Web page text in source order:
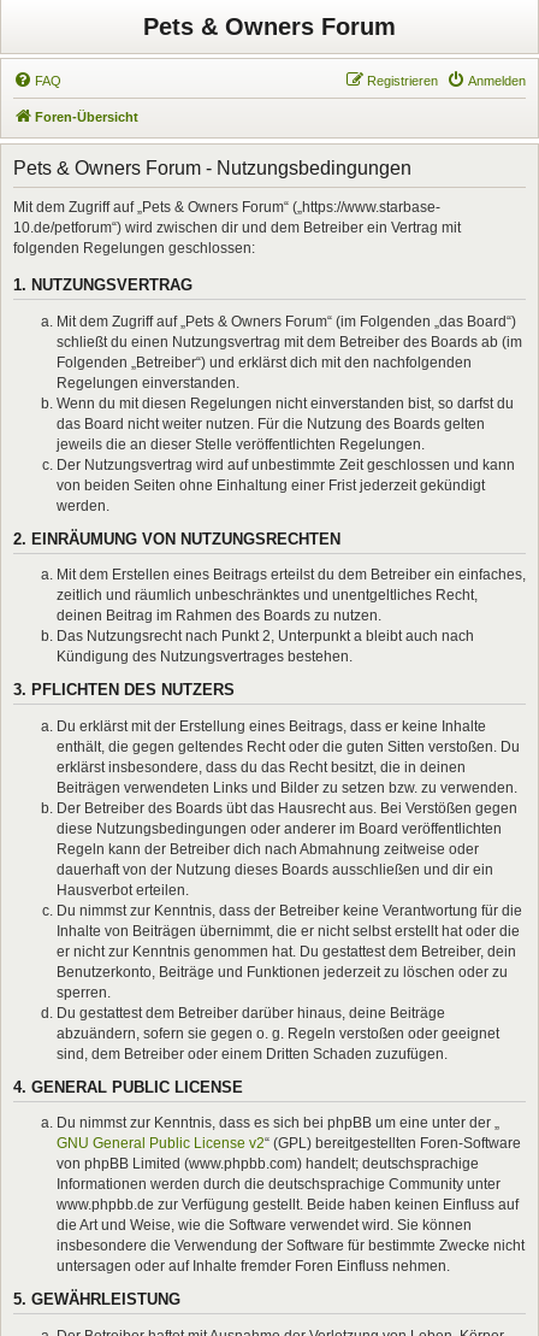
Pets & Owners Forum
FAQ Anmelden
Registrieren
Foren-Übersicht
Pets & Owners Forum - Nutzungsbedingungen
Mit dem Zugriff auf „Pets & Owners Forum“ („https://www.starbase-
10.de/petforum“) wird zwischen dir und dem Betreiber ein Vertrag mit
folgenden Regelungen geschlossen:
1. NUTZUNGSVERTRAG
Mit dem Zugriff auf „Pets & Owners Forum“ (im Folgenden „das Board“)
schließt du einen Nutzungsvertrag mit dem Betreiber des Boards ab (im
Folgenden „Betreiber“) und erklärst dich mit den nachfolgenden
Regelungen einverstanden.
Wenn du mit diesen Regelungen nicht einverstanden bist, so darfst du
das Board nicht weiter nutzen. Für die Nutzung des Boards gelten
jeweils die an dieser Stelle veröffentlichten Regelungen.
Der Nutzungsvertrag wird auf unbestimmte Zeit geschlossen und kann
von beiden Seiten ohne Einhaltung einer Frist jederzeit gekündigt
werden.
2. EINRÄUMUNG VON NUTZUNGSRECHTEN
Mit dem Erstellen eines Beitrags erteilst du dem Betreiber ein einfaches,
zeitlich und räumlich unbeschränktes und unentgeltliches Recht,
deinen Beitrag im Rahmen des Boards zu nutzen.
Das Nutzungsrecht nach Punkt 2, Unterpunkt a bleibt auch nach
Kündigung des Nutzungsvertrages bestehen.
3. PFLICHTEN DES NUTZERS
Du erklärst mit der Erstellung eines Beitrags, dass er keine Inhalte
enthält, die gegen geltendes Recht oder die guten Sitten verstoßen. Du
erklärst insbesondere, dass du das Recht besitzt, die in deinen
Beiträgen verwendeten Links und Bilder zu setzen bzw. zu verwenden.
Der Betreiber des Boards übt das Hausrecht aus. Bei Verstößen gegen
diese Nutzungsbedingungen oder anderer im Board veröffentlichten
Regeln kann der Betreiber dich nach Abmahnung zeitweise oder
dauerhaft von der Nutzung dieses Boards ausschließen und dir ein
Hausverbot erteilen.
Du nimmst zur Kenntnis, dass der Betreiber keine Verantwortung für die
Inhalte von Beiträgen übernimmt, die er nicht selbst erstellt hat oder die
er nicht zur Kenntnis genommen hat. Du gestattest dem Betreiber, dein
Benutzerkonto, Beiträge und Funktionen jederzeit zu löschen oder zu
sperren.
Du gestattest dem Betreiber darüber hinaus, deine Beiträge
abzuändern, sofern sie gegen o. g. Regeln verstoßen oder geeignet
sind, dem Betreiber oder einem Dritten Schaden zuzufügen.
4. GENERAL PUBLIC LICENSE
Du nimmst zur Kenntnis, dass es sich bei phpBB um eine unter der „
GNU General Public License v2“ (GPL) bereitgestellten Foren-Software
von phpBB Limited (www.phpbb.com) handelt; deutschsprachige
Informationen werden durch die deutschsprachige Community unter
www.phpbb.de zur Verfügung gestellt. Beide haben keinen Einfluss auf
die Art und Weise, wie die Software verwendet wird. Sie können
insbesondere die Verwendung der Software für bestimmte Zwecke nicht
untersagen oder auf Inhalte fremder Foren Einfluss nehmen.
5. GEWÄHRLEISTUNG